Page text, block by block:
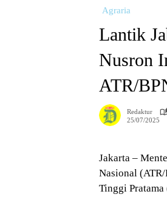
Agraria
Lantik
Nusron
ATR/
Redaktur
25/07/2025
Jakarta –
Nasional
Tinggi